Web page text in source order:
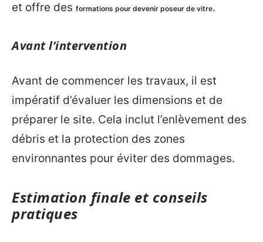
et offre des formations pour devenir poseur de vitre.
Avant l’intervention
Avant de commencer les travaux, il est
impératif d’évaluer les dimensions et de
préparer le site. Cela inclut l’enlèvement des
débris et la protection des zones
environnantes pour éviter des dommages.
Estimation finale et conseils
pratiques